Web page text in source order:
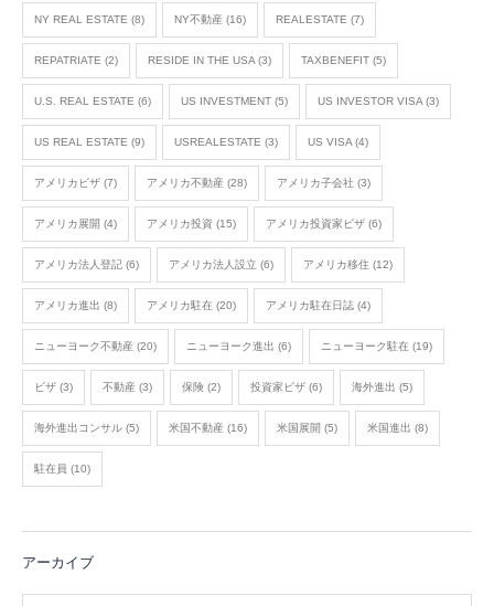
NY REAL ESTATE (8) NY不動産 (16) REALESTATE (7)
REPATRIATE (2) RESIDE IN THE USA (3) TAXBENEFIT (5)
U.S. REAL ESTATE (6) US INVESTMENT (5) US INVESTOR VISA (3)
US REAL ESTATE (9) USREALESTATE (3) US VISA (4)
アメリカビザ (7) アメリカ不動産 (28) アメリカ子会社 (3)
アメリカ展開 (4) アメリカ投資 (15) アメリカ投資家ビザ (6)
アメリカ法人登記 (6) アメリカ法人設立 (6) アメリカ移住 (12)
アメリカ進出 (8) アメリカ駐在 (20) アメリカ駐在日誌 (4)
ニューヨーク不動産 (20) ニューヨーク進出 (6) ニューヨーク駐在 (19)
ビザ (3) 不動産 (3) 保険 (2) 投資家ビザ (6) 海外進出 (5)
海外進出コンサル (5) 米国不動産 (16) 米国展開 (5) 米国進出 (8)
駐在員 (10)
アーカイブ